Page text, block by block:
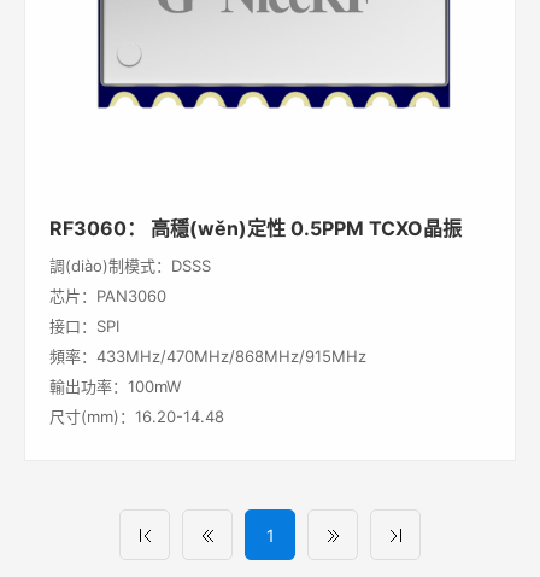
RF3060： 高穩(wěn)定性 0.5PPM TCXO晶振
調(diào)制模式：DSSS
芯片：PAN3060
接口：SPI
頻率：433MHz/470MHz/868MHz/915MHz
輸出功率：100mW
尺寸(mm)：16.20-14.48
1